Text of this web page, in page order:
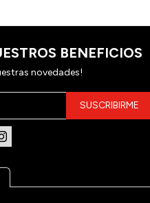
BENEFICIOS
novedades!
SUSCRIBIRME